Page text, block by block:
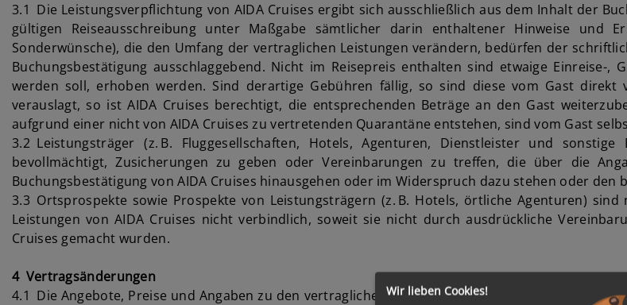
3.1 Die Leistungsverpflichtung von AIDA Cruises ergibt sich ausschließlich aus dem Inhalt der
gültigen Reiseausschreibung unter Maßgabe sämtlicher darin enthaltener Hinweise und
Sonderwünsche), die den Umfang der vertraglichen Leistungen verändern, bedürfen der
Buchungsbestätigung ausschlaggebend. Nicht im Reisepreis enthalten sind etwaige Einreise-
werden soll, erhoben werden. Sind derartige Gebühren fällig, so sind diese vom Gast
verauslagt, so ist AIDA Cruises berechtigt, die entsprechenden Beträge an den Gast
aufgrund einer nicht von AIDA Cruises zu vertretenden Quarantäne entstehen, sind vom Gast
3.2 Leistungsträger (z. B. Fluggesellschaften, Hotels, Agenturen, Dienstleister und
bevollmächtigt, Zusicherungen zu geben oder Vereinbarungen zu treffen, die über die
Buchungsbestätigung von AIDA Cruises hinausgehen oder im Widerspruch dazu stehen oder den
3.3 Ortsprospekte sowie Prospekte von Leistungsträgern (z. B. Hotels, örtliche Agenturen)
Leistungen von AIDA Cruises nicht verbindlich, soweit sie nicht durch ausdrückliche
Cruises gemacht wurden.
4 Vertragsänderungen
4.1 Die Angebote, Preise und Angaben zu den vertraglichen Reiseleistungen entsprechen dem
Wir lieben Cookies!